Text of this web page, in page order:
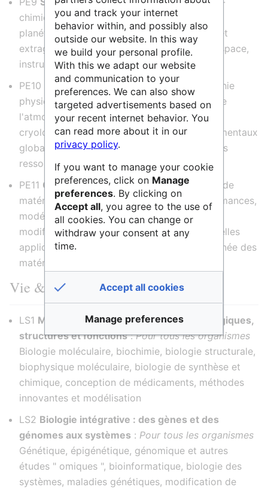
chimie/-biologie; système solaire; systèmes
planétaires; astronomie stellaire, galactique et
extragalactique, cosmologie, sciences de l'espace,
instrumentation et données astronomiques
PE10
Sciences du Système Terre: Géographie
physique, géologie, géophysique, sciences de
l'atmosphère, océanographie, climatologie,
cryologie, écologie, changements environnementaux
globaux, cycles biogéochimiques, gestion des
ressources naturelles
PE11 Génie des matériaux: Développement de
matériaux avancés : amélioration des performances,
modélisation, préparation à grande échelle,
modification, adaptation, optimisation, nouvelles
applications des matériaux, utilisation combinée des
matériaux, etc.
Vie & Santé
LS1 Molécules de la vie : Mécanismes biologiques,
structures et fonctions:Pour tous les organismes
Biologie moléculaire, biochimie, biologie structurale,
biophysique moléculaire, biologie de synthèse et
chimique, conception de médicaments, méthodes
innovantes et modélisation
LS2 Biologie intégrative : des gènes et des
génomes aux systèmes : Pour tous les organismes
Génétique, épigénétique, génomique et autres
études " omiques ", bioinformatique, biologie des
systèmes, maladies génétiques, modification de
you and track your internet
behavior within, and possibly also
outside our website. In this way
we build your personal profile.
With this we adapt our website
and communication to your
preferences. We can also show
targeted advertisements based on
your recent internet behavior. You
can read more about it in our
privacy policy.
If you want to manage your cookie
preferences, click on Manage
preferences. By clicking on
Accept all, you agree to the use of
all cookies. You can change or
withdraw your consent at any
time.
Accept all cookies
Manage preferences